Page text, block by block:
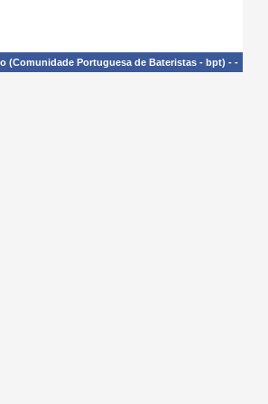
(Comunidade Portuguesa de Bateristas - bpt) - -